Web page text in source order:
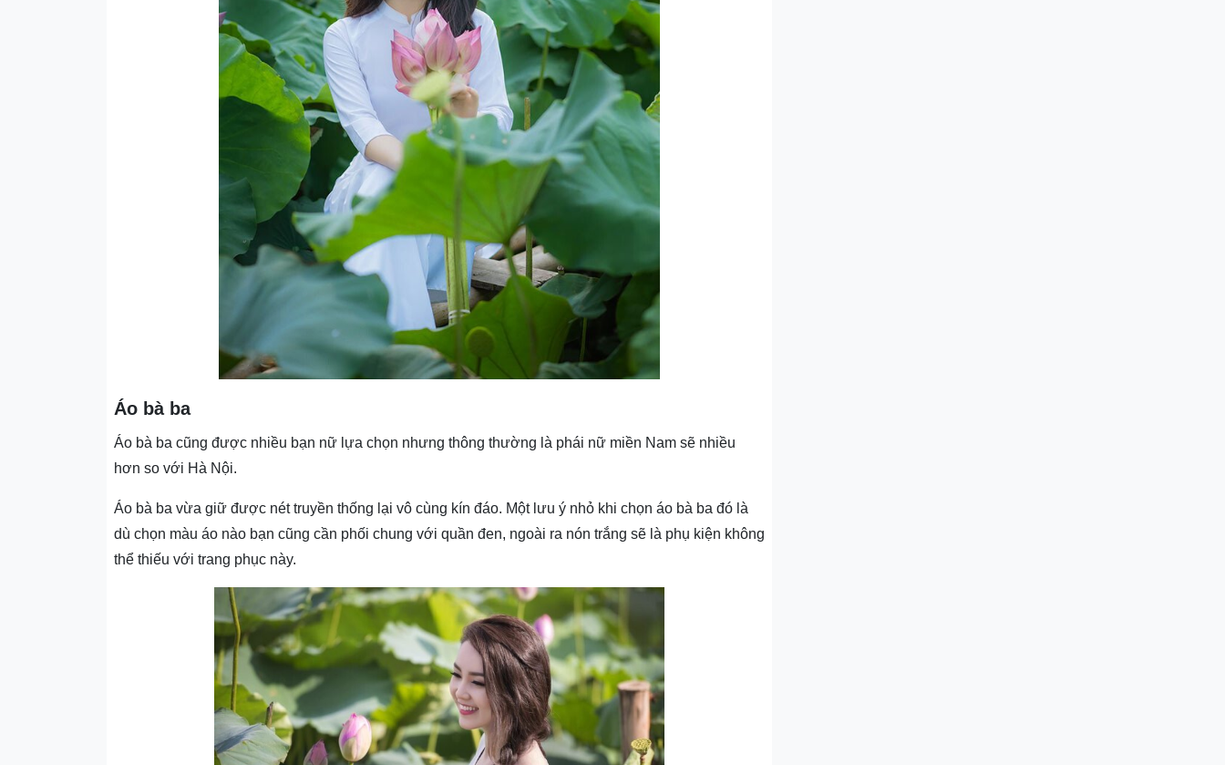
Áo bà ba
Áo bà ba cũng được nhiều bạn nữ lựa chọn nhưng thông thường là phái nữ miền Nam sẽ nhiều
hơn so với Hà Nội.
Áo bà ba vừa giữ được nét truyền thống lại vô cùng kín đáo. Một lưu ý nhỏ khi chọn áo bà ba đó là
dù chọn màu áo nào bạn cũng cần phối chung với quần đen, ngoài ra nón trắng sẽ là phụ kiện không
thể thiếu với trang phục này.